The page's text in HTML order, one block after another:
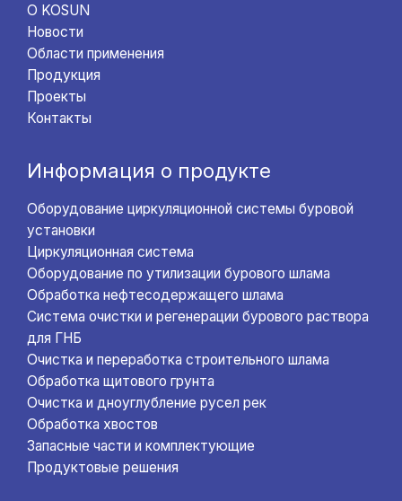
О KOSUN
Новости
Области применения
Продукция
Проекты
Контакты
Информация о продукте
Оборудование циркуляционной системы буровой
установки
Циркуляционная система
Оборудование по утилизации бурового шлама
Обработка нефтесодержащего шлама
Система очистки и регенерации бурового раствора
для ГНБ
Очистка и переработка строительного шлама
Обработка щитового грунта
Очистка и дноуглубление русел рек
Обработка хвостов
Запасные части и комплектующие
Продуктовые решения